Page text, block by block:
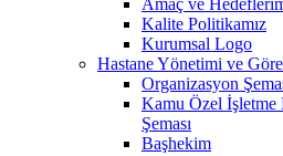
Kalite Politikamız
Kurumsal Logo
Hastane Yönetimi ve
Organizasyon
Kamu Özel İşletme
Şeması
Başhekim